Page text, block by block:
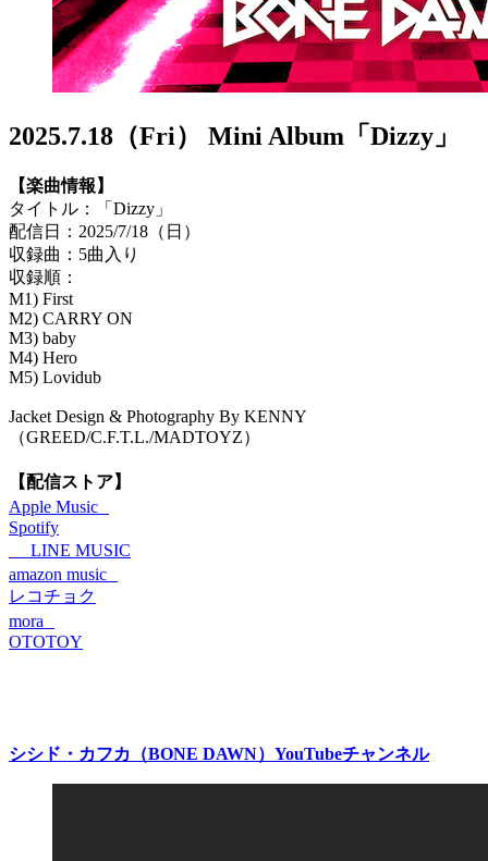
2025.7.18（Fri） Mini Album「Dizzy」
【楽曲情報】
タイトル：「Dizzy」
配信日：2025/7/18（日）
収録曲：5曲入り
収録順：
M1) First
M2) CARRY ON
M3) baby
M4) Hero
M5) Lovidub
Jacket Design & Photography By KENNY
（GREED/C.F.T.L./MADTOYZ）
【配信ストア】
Apple Music
Spotify
LINE MUSIC
amazon music
レコチョク
mora
OTOTOY
シシド・カフカ（BONE DAWN）YouTubeチャンネル